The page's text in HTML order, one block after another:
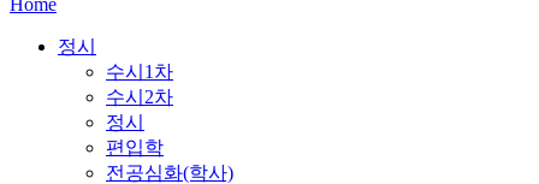
정시
수시1차
수시2차
정시
편입학
전공심화(학사)